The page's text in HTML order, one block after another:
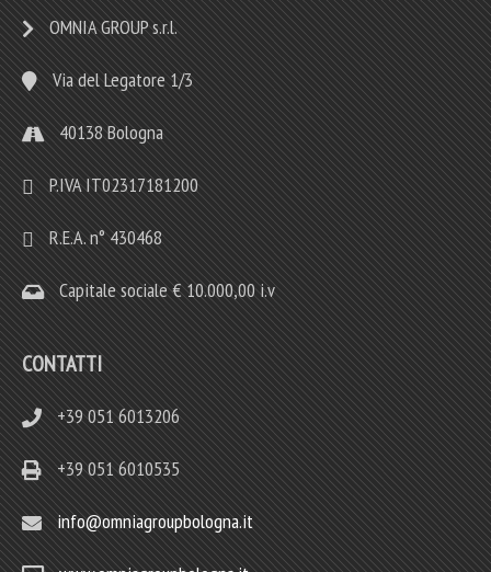
OMNIA GROUP s.r.l.
Via del Legatore 1/3
40138 Bologna
P.IVA IT02317181200
R.E.A. n° 430468
Capitale sociale € 10.000,00 i.v
CONTATTI
+39 051 6013206
+39 051 6010535
info@omniagroupbologna.it